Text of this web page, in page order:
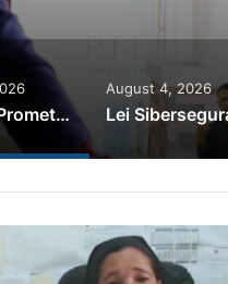
Governu Promete Tau Prioridade ba Setór Minerais no Setór Produtivu
August 4, 2026